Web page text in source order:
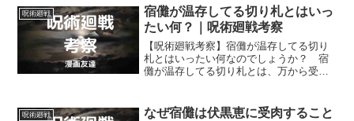
全てではないはずです。
呪術廻戦
宿儺が温存してる切り札とはいっ
たい何？｜呪術廻戦考察
【呪術廻戦考察】宿儺が温存してる切り
札とはいったい何なのでしょうか？ 宿
儺が温存してる切り札とは、万から受け
か？ それとも…？
呪術廻戦
なぜ宿儺は伏黒恵に受肉すること